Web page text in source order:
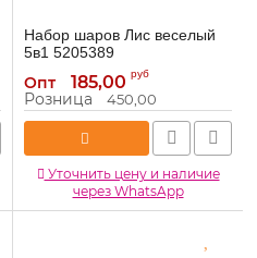
Набор шаров Лис веселый
5в1 5205389
Артикул: 5205389
Опт 185,00 руб
Розница 450,00
Уточнить цену и наличие
через WhatsApp